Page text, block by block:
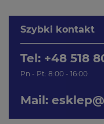
Szybki kontakt
Tel: +48 518
Pn - Pt: 8:00 - 16:00
Mail: